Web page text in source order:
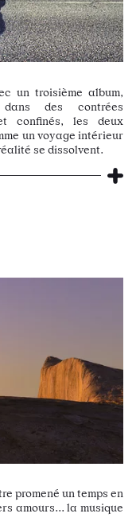
un troisième album,
des contrées
confinés, les deux
un voyage intérieur
se dissolvent.
promené un temps en
amours... la musique